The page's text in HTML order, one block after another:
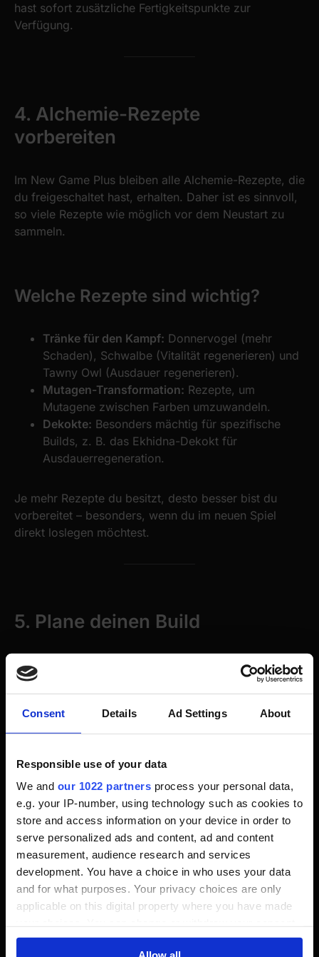
Consent Details Ad Settings About
Responsible use of your data
We and our 1022 partners process your personal data,
e.g. your IP-number, using technology such as cookies to
store and access information on your device in order to
serve personalized ads and content, ad and content
measurement, audience research and services
development. You have a choice in who uses your data
and for what purposes. Your privacy choices are only
applicable on this digital property where you have made
any time from the Cookie Declaration or by clicking on
hast sofort zusätzliche Fertigkeitspunkte zur
Verfügung.
4. Alchemie-Rezepte
vorbereiten
Im New Game Plus bleiben alle Alchemie-Rezepte, die
du freigeschaltet hast, erhalten. Daher ist es sinnvoll,
so viele Rezepte wie möglich vor dem Neustart zu
sammeln.
Welche Rezepte sind wichtig?
Tränke für den Kampf: Donnervogel (mehr
Schaden), Schwalbe (Vitalität regenerieren) und
Tawny Owl (Ausdauer regenerieren).
Mutagen-Transformation: Rezepte, um
Mutagene zwischen Farben umzuwandeln.
Dekokte: Besonders mächtig für spezifische
Builds, z. B. das Ekhidna-Dekokt für
Ausdauerregeneration.
Je mehr Rezepte du besitzt, desto besser bist du
vorbereitet – besonders, wenn du im neuen Spiel
direkt loslegen möchtest.
5. Plane deinen Build
Das New Game Plus ist perfekt, um neue Builds
auszuprobieren oder deinen aktuellen Build zu
verbessern. Nutze die zusätzlichen Fertigkeitspunkte
von den Orten der Macht und plane deinen Build im
Voraus.
Empfohlene Builds:
Euphorie-Build:Maximiert Schaden und
Zeichenintensität durch Alchemie und
Mutationen.
Zeichen-Build:Perfekt für Spieler, die auf Igni,
Aard und Quen setzen.